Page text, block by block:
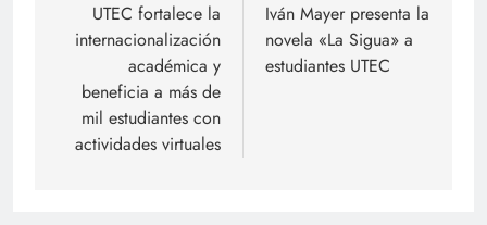
entradas
UTEC fortalece la
internacionalización
académica y
beneficia a más de
mil estudiantes con
actividades virtuales
Iván Mayer presenta la
novela «La Sigua» a
estudiantes UTEC